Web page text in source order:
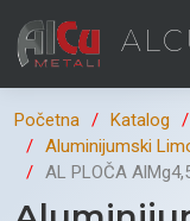
Početna Katalog
Aluminijumski
AL PLOČA